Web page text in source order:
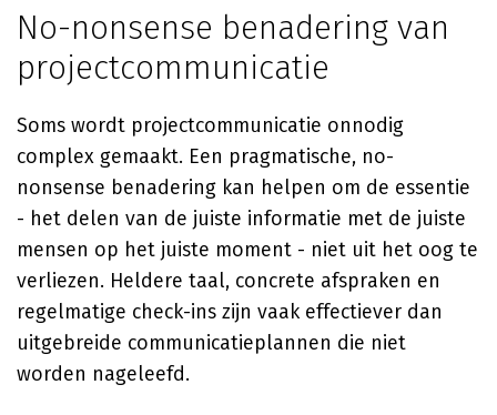
No-nonsense benadering van
projectcommunicatie
Soms wordt projectcommunicatie onnodig
complex gemaakt. Een pragmatische, no-
nonsense benadering kan helpen om de essentie
- het delen van de juiste informatie met de juiste
mensen op het juiste moment - niet uit het oog te
verliezen. Heldere taal, concrete afspraken en
regelmatige check-ins zijn vaak effectiever dan
uitgebreide communicatieplannen die niet
worden nageleefd.